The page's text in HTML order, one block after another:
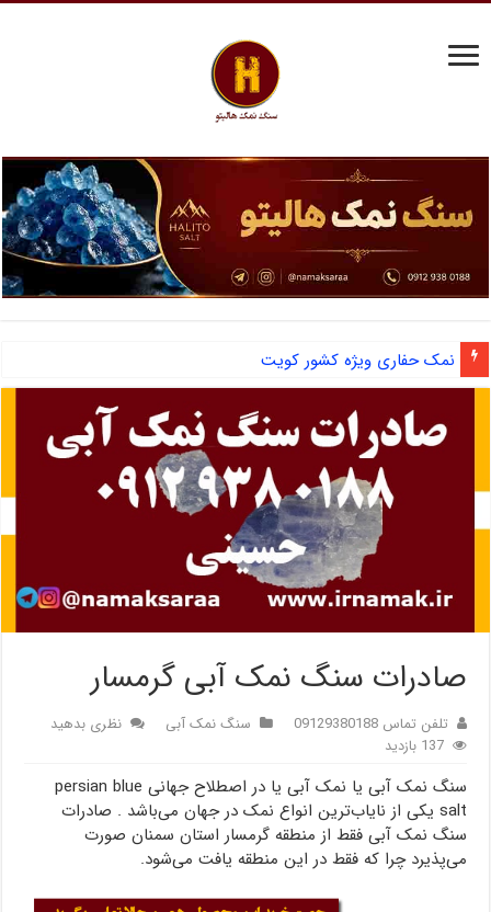
آشنایی با نمک دانه شکری و مزایای صادرات نمک صنعتی
صادرات سنگ نمک آبی گرمسار
تلفن تماس 09129380188 سنگ نمک آبی
نظری بدهید
137 بازدید
سنگ نمک آبی یا نمک آبی یا در اصطلاح جهانی persian blue
salt یکی از نایاب‌ترین انواع نمک در جهان می‌باشد . صادرات
سنگ نمک آبی فقط از منطقه گرمسار استان سمنان صورت
می‌پذیرد چرا که فقط در این منطقه یافت می‌شود.